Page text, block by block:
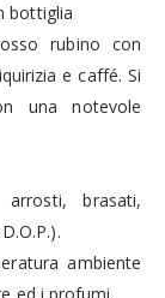
bottiglia
rubino con
e caffé. Si
una notevole
arrosti, brasati,
ambiente